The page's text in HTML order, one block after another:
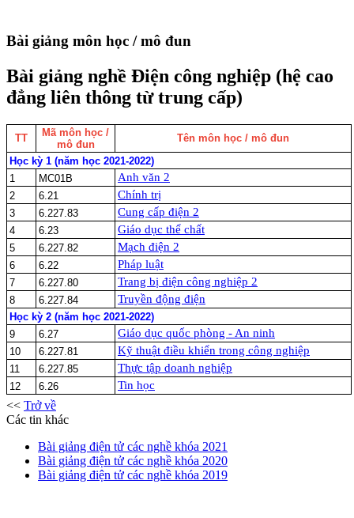
Bài giảng môn học / mô đun
Bài giảng nghề Điện công nghiệp (hệ cao
đẳng liên thông từ trung cấp)
TT
Mã môn học /
mô đun
Tên môn học / mô đun
Học kỳ 1 (năm học 2021-2022)
1
MC01B Anh văn 2
2 6.21 Chính trị
3 6.227.83 Cung cấp điện 2
4 6.23 Giáo dục thể chất
5 6.227.82 Mạch điện 2
6 6.22 Pháp luật
7 6.227.80 Trang bị điện công nghiệp 2
8 6.227.84 Truyền động điện
Học kỳ 2 (năm học 2021-2022)
9
6.27 Giáo dục quốc phòng - An ninh
10 6.227.81 Kỹ thuật điều khiển trong công nghiệp
11 6.227.85 Thực tập doanh nghiệp
12 6.26 Tin học
<< Trở về
Các tin khác
Bài giảng điện tử các nghề khóa 2021
Bài giảng điện tử các nghề khóa 2020
Bài giảng điện tử các nghề khóa 2019